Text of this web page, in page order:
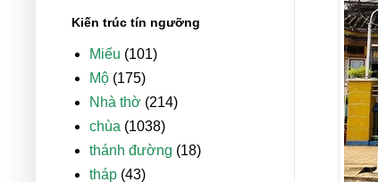
Kiến trúc tín ngưỡng
Miếu (101)
Mộ (175)
Nhà thờ (214)
chùa (1038)
thánh đường (18)
tháp (43)